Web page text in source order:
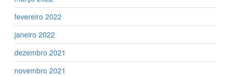
fevereiro 2022
janeiro 2022
dezembro 2021
novembro 2021